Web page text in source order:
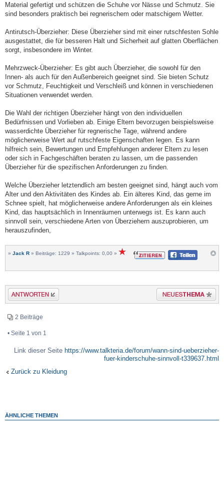
Material gefertigt und schützen die Schuhe vor Nässe und Schmutz. Sie
sind besonders praktisch bei regnerischem oder matschigem Wetter.
Antirutsch-Überzieher: Diese Überzieher sind mit einer rutschfesten Sohle
ausgestattet, die für besseren Halt und Sicherheit auf glatten Oberflächen
sorgt, insbesondere im Winter.
Mehrzweck-Überzieher: Es gibt auch Überzieher, die sowohl für den
Innen- als auch für den Außenbereich geeignet sind. Sie bieten Schutz
vor Schmutz, Feuchtigkeit und Verschleiß und können in verschiedenen
Situationen verwendet werden.
Die Wahl der richtigen Überzieher hängt von den individuellen
Bedürfnissen und Vorlieben ab. Einige Eltern bevorzugen beispielsweise
wasserdichte Überzieher für regnerische Tage, während andere
möglicherweise Wert auf rutschfeste Eigenschaften legen. Es kann
hilfreich sein, Bewertungen und Empfehlungen anderer Eltern zu lesen
oder sich in Fachgeschäften beraten zu lassen, um die passenden
Überzieher für die spezifischen Anforderungen zu finden.
Welche Überzieher letztendlich am besten geeignet sind, hängt auch vom
Alter und den Aktivitäten des Kindes ab. Ein älteres Kind, das gerne im
Schnee spielt, hat möglicherweise andere Anforderungen als ein kleines
Kind, das hauptsächlich in Innenräumen unterwegs ist. Es kann auch
sinnvoll sein, verschiedene Arten von Überziehern auszuprobieren, um
herauszufinden,
» Jack R » Beiträge: 1229 » Talkpoints: 0,00 »
Teilen
Antwort erstellen Neues Thema erstellen
2 Beiträge
• Seite 1 von 1
Link dieser Seite https://www.talkteria.de/forum/wann-sind-ueberzieher-
fuer-kinderschuhe-sinnvoll-t339637.html
Zurück zu Kleidung
ÄHNLICHE THEMEN